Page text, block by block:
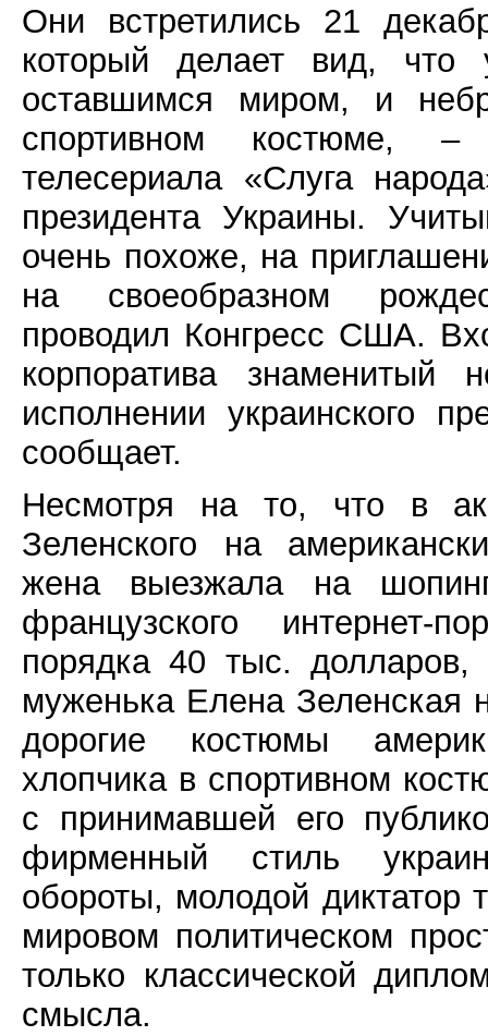
Они встретились 21
который делает вид,
оставшимся миром, и
спортивном костюме, –
телесериала «Слуга
президента Украины.
очень похоже, на
на своеобразном
проводил Конгресс США.
корпоратива
исполнении украинского
сообщает.
Несмотря на то, что в
Зеленского на
жена выезжала на
французского интернет-
порядка 40 тыс.
муженька Елена Зеленская
дорогие костюмы
хлопчика в спортивном
с принимавшей его
фирменный стиль
обороты, молодой диктатор
мировом политическом
только классической
смысла.